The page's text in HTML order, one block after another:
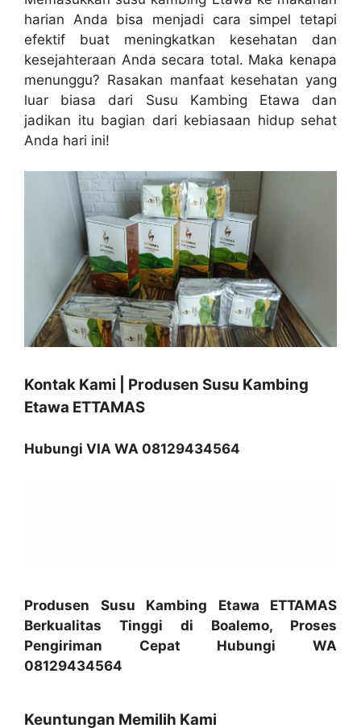
harian Anda bisa menjadi cara simpel tetapi
efektif buat meningkatkan kesehatan dan
kesejahteraan Anda secara total. Maka kenapa
menunggu? Rasakan manfaat kesehatan yang
luar biasa dari Susu Kambing Etawa dan
jadikan itu bagian dari kebiasaan hidup sehat
Anda hari ini!
Kontak Kami | Produsen Susu Kambing
Etawa ETTAMAS
Hubungi VIA WA 08129434564
Produsen Susu Kambing Etawa ETTAMAS
Berkualitas Tinggi di Boalemo, Proses
Pengiriman Cepat Hubungi WA
08129434564
Keuntungan Memilih Kami